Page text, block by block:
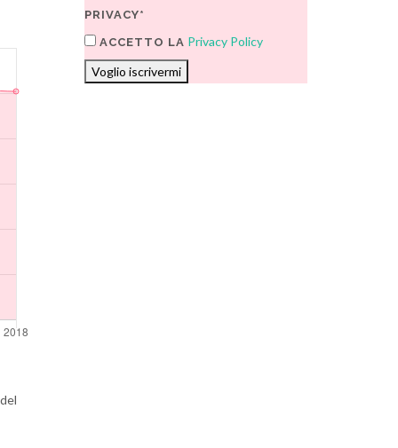
PRIVACY*
ACCETTO LA Privacy Policy
Voglio iscrivermi